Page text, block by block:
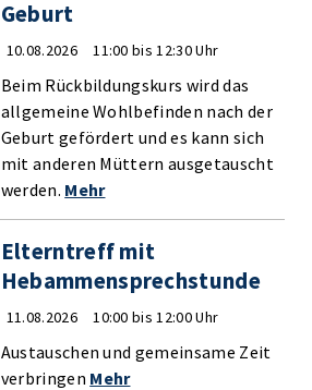
Geburt
10.08.2026 11:00 bis 12:30 Uhr
Beim Rückbildungskurs wird das
allgemeine Wohlbefinden nach der
Geburt gefördert und es kann sich
mit anderen Müttern ausgetauscht
werden. Mehr
Elterntreff mit
Hebammensprechstunde
11.08.2026 10:00 bis 12:00 Uhr
Austauschen und gemeinsame Zeit
verbringen Mehr